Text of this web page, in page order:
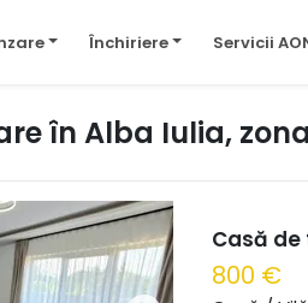
Închiriere Servicii
în Alba Iulia,
Casă de
800 €